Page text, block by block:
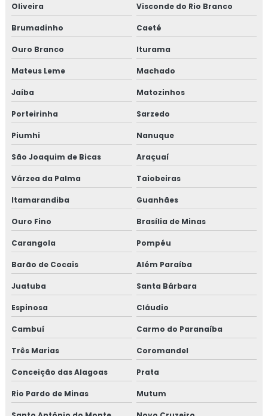
Oliveira Visconde do Rio Branco
Brumadinho Caeté
Ouro Branco Iturama
Mateus Leme Machado
Jaíba Matozinhos
Porteirinha Sarzedo
Piumhi Nanuque
São Joaquim de Bicas Araçuaí
Várzea da Palma Taiobeiras
Itamarandiba Guanhães
Ouro Fino Brasília de Minas
Carangola Pompéu
Barão de Cocais Além Paraíba
Juatuba Santa Bárbara
Espinosa Cláudio
Cambuí Carmo do Paranaíba
Três Marias Coromandel
Conceição das Alagoas Prata
Rio Pardo de Minas Mutum